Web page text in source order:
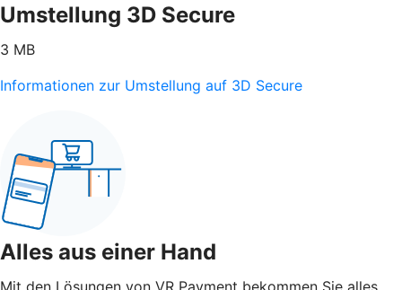
Umstellung 3D Secure
3 MB
Informationen zur Umstellung auf 3D Secure
Alles aus einer Hand
Mit den Lösungen von VR Payment bekommen Sie alles